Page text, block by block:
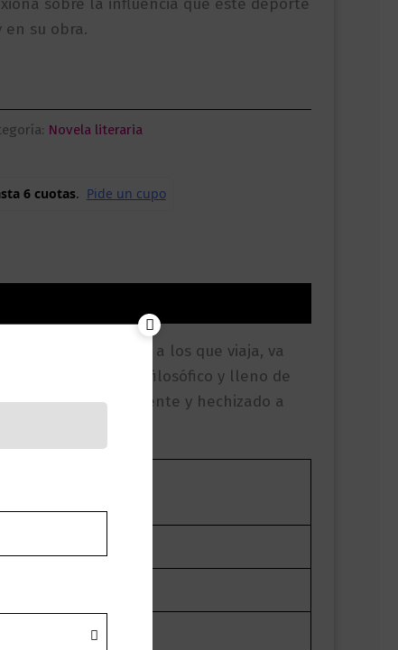
en su obra.
Novela literaria
o de los lugares a los que viaja, va
y divertido, filosófico y lleno de
la crítica más exigente y hechizado a